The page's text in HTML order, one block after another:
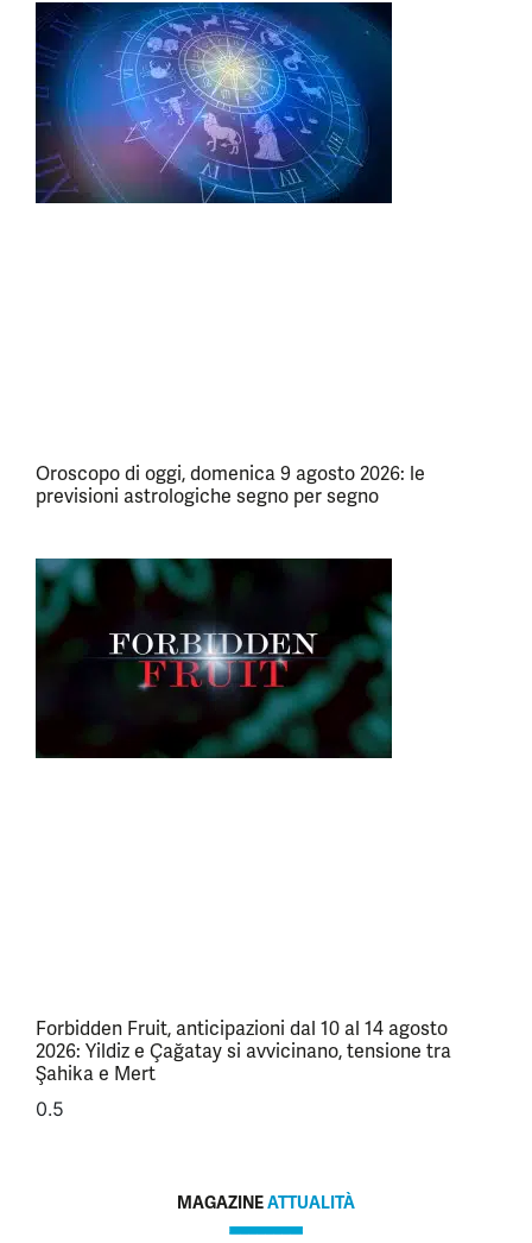
Oroscopo di oggi, domenica 9 agosto 2026: le
previsioni astrologiche segno per segno
Forbidden Fruit, anticipazioni dal 10 al 14 agosto
2026: Yildiz e Çağatay si avvicinano, tensione tra
Şahika e Mert
MAGAZINEATTUALITÀ